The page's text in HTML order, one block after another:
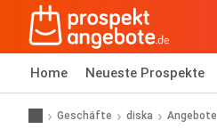
Home Neueste Prospekte
Geschäfte diska Angebote